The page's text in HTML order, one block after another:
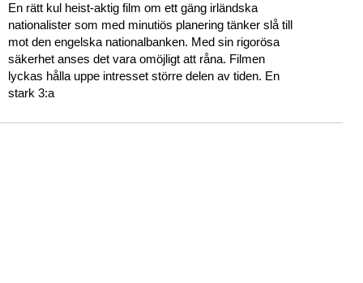
En rätt kul heist-aktig film om ett gäng irländska
nationalister som med minutiös planering tänker slå till
mot den engelska nationalbanken. Med sin rigorösa
säkerhet anses det vara omöjligt att råna. Filmen
lyckas hålla uppe intresset större delen av tiden. En
stark 3:a